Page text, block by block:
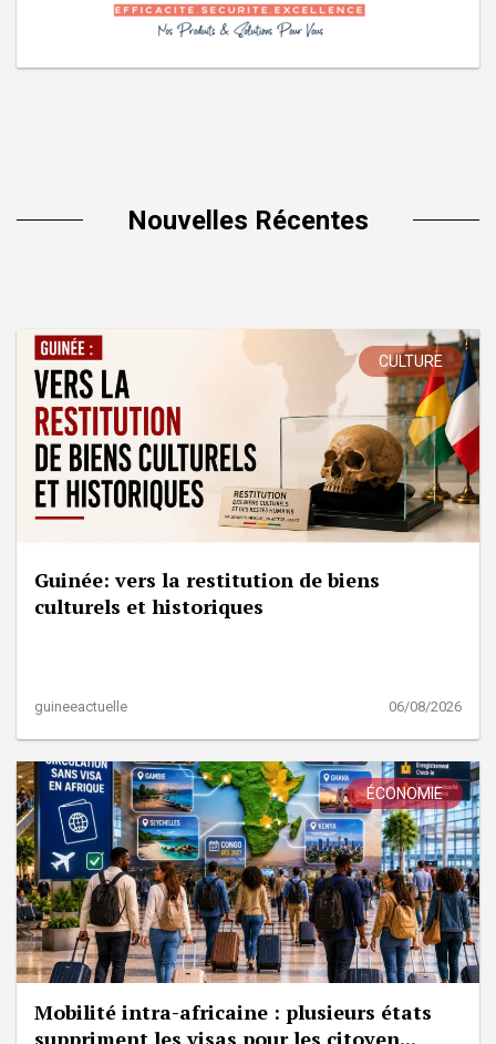
Nouvelles Récentes
CULTURE
Guinée: vers la restitution de biens
culturels et historiques
guineeactuelle 06/08/2026
ÉCONOMIE
Mobilité intra-africaine : plusieurs états
suppriment les visas pour les citoyen...